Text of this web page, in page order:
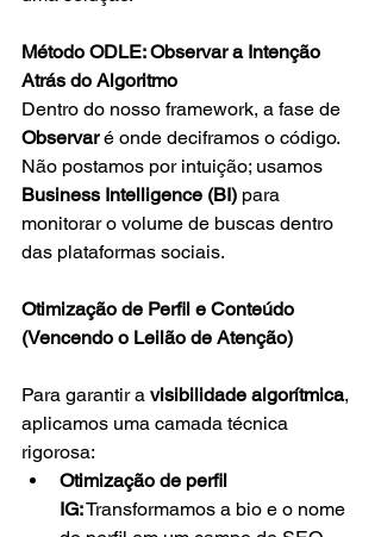
Método ODLE: Observar a Intenção
Atrás do Algoritmo
Dentro do nosso framework, a fase de
Observar é onde deciframos o código.
Não postamos por intuição; usamos
Business Intelligence (BI) para
monitorar o volume de buscas dentro
das plataformas sociais.
Otimização de Perfil e Conteúdo
(Vencendo o Leilão de Atenção)
Para garantir a visibilidade algorítmica,
aplicamos uma camada técnica
rigorosa:
Otimização de perfil
IG: Transformamos a bio e o nome